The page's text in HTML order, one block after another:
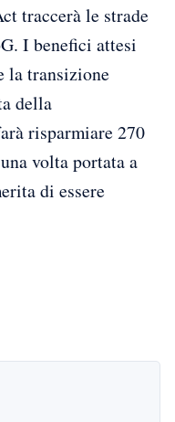
traccerà le strade
I benefici attesi
la transizione
della
risparmiare 270
volta portata a
di essere